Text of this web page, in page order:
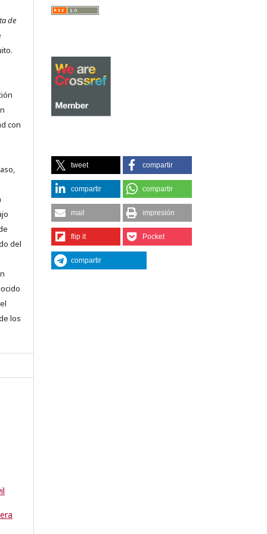
de
con
del
los
tweet compartir
compartir compartir
mail impresión
flip it Pocket
compartir